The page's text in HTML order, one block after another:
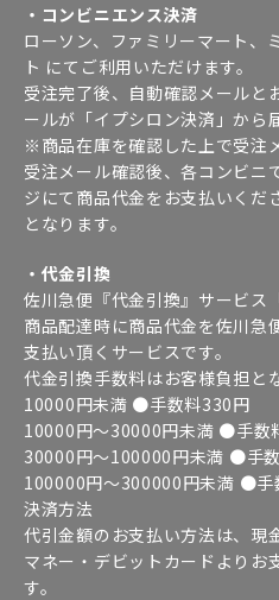
・コンビニエンス決済
ローソン、ファミリーマート、
ト にてご利用いただけます。
受注完了後、自動確認メールと
ールが「イプシロン決済」から
※商品在庫を確認した上で受注
受注メール確認後、各コンビニ
ジにて商品代金をお支払いくだ
となります。
・代金引換
佐川急便『代金引換』サービス
商品配達時に商品代金を佐川急
支払い頂くサービスです。
代金引換手数料はお客様負担と
10000円未満 ●手数料330円
10000円～30000円未満 ●手数
30000円～100000円未満 ●手
100000円～300000円未満 ●手
決済方法
代引金額のお支払い方法は、現
マネー・デビットカードよりお
す。